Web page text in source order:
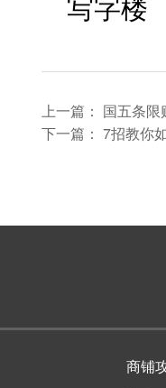
写字楼
上一篇： 国五条限
下一篇： 7招教你
商铺